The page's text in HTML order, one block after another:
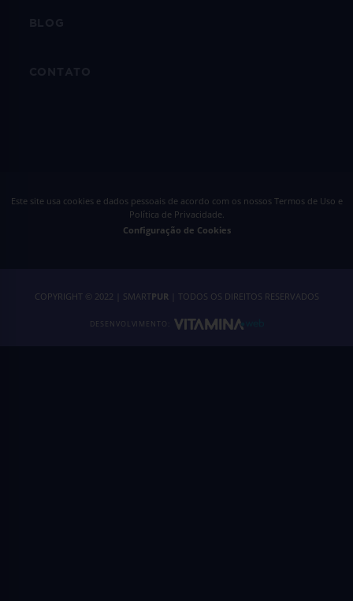
Este site usa cookies e dados pessoais de acordo com os nossos Termos de Uso e
Política de Privacidade.
Configuração de Cookies
COPYRIGHT © 2022 | SMARTPUR| TODOS OS DIREITOS RESERVADOS
DESENVOLVIMENTO: